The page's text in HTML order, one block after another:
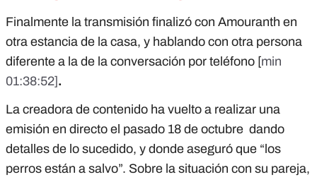
Finalmente la transmisión finalizó con Amouranth en
otra estancia de la casa, y hablando con otra persona
diferente a la de la conversación por teléfono [min
01:38:52].
La creadora de contenido ha vuelto a realizar una
emisión en directo el pasado 18 de octubre dando
detalles de lo sucedido, y donde aseguró que “los
perros están a salvo”. Sobre la situación con su pareja,